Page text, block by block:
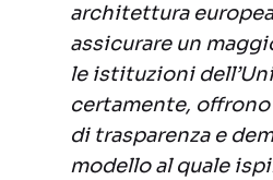
architettura
assicurare un
le istituzioni
certamente,
di trasparenza e
modello al quale